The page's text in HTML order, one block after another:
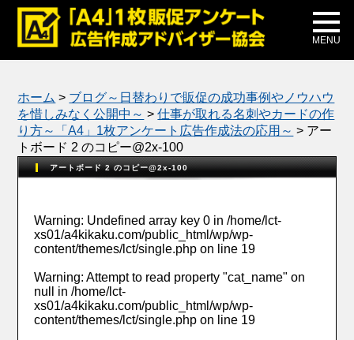
MENU
メディア掲載
公式ブログ
ホーム > ブログ～日替わりで販促の成功事例やノウハウ
を惜しみなく公開中～ >仕事が取れる名刺やカードの作
り方～「A4」1枚アンケート広告作成法の応用～ > アー
トボード 2 のコピー@2x-100
アートボード 2 のコピー@2x-100
Warning: Undefined array key 0 in/home/lct-
xs01/a4kikaku.com/public_html/wp/wp-
content/themes/lct/single.php on line 19
Warning: Attempt to read property "cat_name" on
null in/home/lct-
xs01/a4kikaku.com/public_html/wp/wp-
content/themes/lct/single.php on line 19